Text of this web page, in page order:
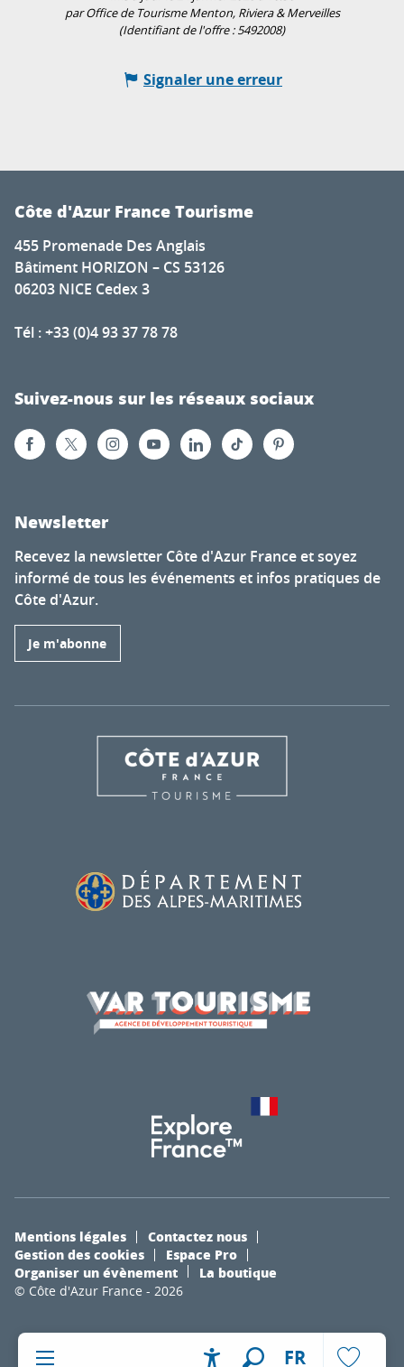
FR
par Office de Tourisme Menton, Riviera & Merveilles
(Identifiant de l'offre :5492008)
Signaler une erreur
Côte d'Azur France Tourisme
455 Promenade Des Anglais
Bâtiment HORIZON – CS 53126
06203 NICE Cedex 3
Tél : +33 (0)4 93 37 78 78
Suivez-nous sur les réseaux sociaux
Newsletter
Recevez la newsletter Côte d'Azur France et soyez
informé de tous les événements et infos pratiques de
Côte d'Azur.
Je m'abonne
© Côte d'Azur France - 2026
Mentions légales
Contactez nous
Gestion des cookies
Espace Pro
Organiser un évènement
La boutique